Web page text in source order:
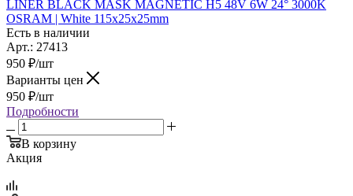
LINER BLACK MASK MAGNETIC Н5 48V 6W 24° 3000K
OSRAM | White 115х25х25mm
Есть в наличии
Арт.: 27413
950 ₽/шт
Варианты цен
950 ₽/шт
Подробности
В корзину
Акция